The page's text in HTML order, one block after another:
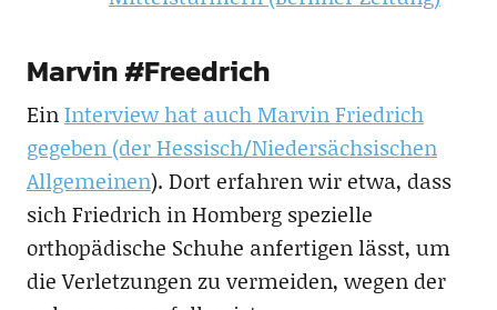
Marvin #Freedrich
EinInterview hat auch Marvin Friedrich
gegeben (der Hessisch/Niedersächsischen
Allgemeinen). Dort erfahren wir etwa, dass
sich Friedrich in Homberg spezielle
orthopädische Schuhe anfertigen lässt, um
die Verletzungen zu vermeiden, wegen der